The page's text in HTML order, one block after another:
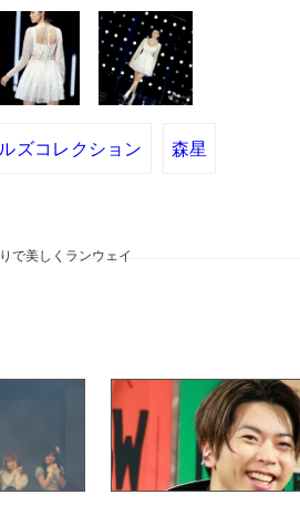
ズコレクション 森星
で美しくランウェイ